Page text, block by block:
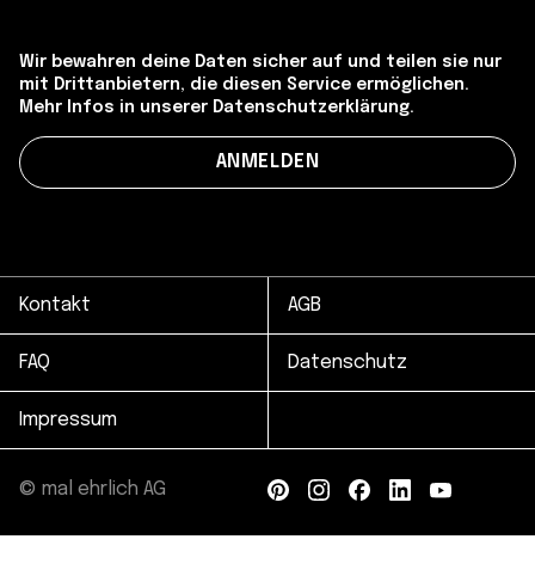
Wir bewahren deine Daten sicher auf und teilen sie nur
mit Drittanbietern, die diesen Service ermöglichen.
Mehr Infos in unserer Datenschutzerklärung.
Kontakt AGB
FAQ Datenschutz
Impressum
© mal ehrlich AG